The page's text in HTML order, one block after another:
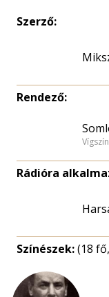
Szerző:
Rendező:
Rádióra
Színészek:(18